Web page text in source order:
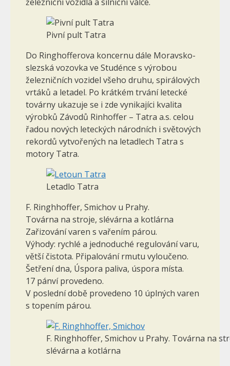
Pivní pult Tatra
Do Ringhofferova koncernu dále Moravsko-
slezská vozovka ve Studénce s výrobou
železničních vozidel všeho druhu, spirálových
vrtáků a letadel. Po krátkém trvání letecké
továrny ukazuje se i zde vynikajíci kvalita
výrobků Závodů Rinhoffer – Tatra a.s. celou
řadou nových leteckých národních i světových
rekordů vytvořených na letadlech Tatra s
motory Tatra.
Letadlo Tatra
F. Ringhhoffer, Smichov u Prahy.
Továrna na stroje, slévárna a kotlárna
Zařizování varen s vařením párou.
Výhody: rychlé a jednoduché regulování varu,
větší čistota. Připalování rmutu vyloučeno.
Šetření dna, Úspora paliva, úspora místa.
17 pánví provedeno.
V poslední době provedeno 10 úplných varen
s topením párou.
F. Ringhhoffer, Smichov u Prahy. Továrna na
slévárna a kotlárna